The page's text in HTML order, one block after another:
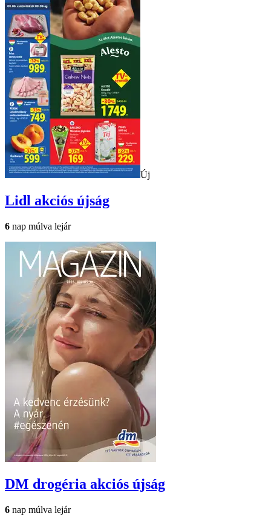
Új
Lidl akciós újság
6 nap múlva lejár
DM drogéria akciós újság
6 nap múlva lejár